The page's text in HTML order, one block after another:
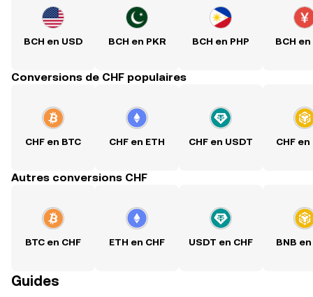
BCH en USD BCH en PKR BCH en PHP BCH en
Conversions de CHF populaires
CHF en BTC CHF en ETH CHF en USDT CHF en
Autres conversions CHF
BTC en CHF ETH en CHF USDT en CHF BNB en
Guides